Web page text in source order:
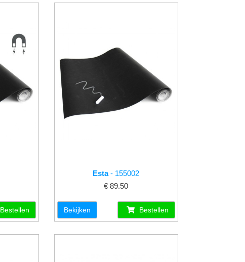
Bestellen
Esta- 155002
€ 89.50
Bekijken Bestellen